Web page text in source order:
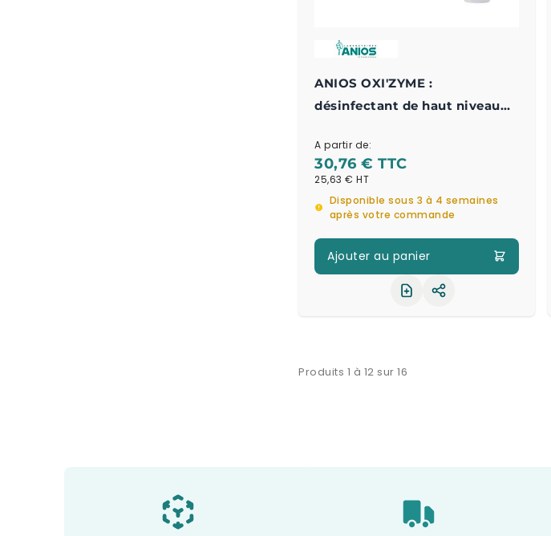
ANIOS OXI'ZYME :
désinfectant de haut niveau
instrumentation médicale
A partir de:
30,76 €
25,63 €
Disponible sous 3 à 4 semaines
après votre commande
Ajouter au panier
Partager le produit
Produits 1 à 12 sur 16